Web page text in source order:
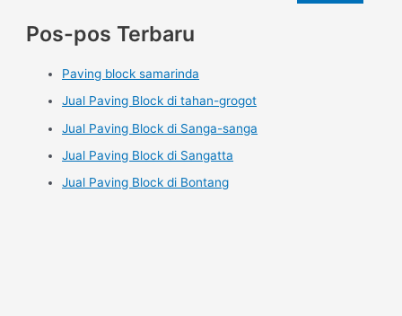
Pos-pos Terbaru
Paving block samarinda
Jual Paving Block di tahan-grogot
Jual Paving Block di Sanga-sanga
Jual Paving Block di Sangatta
Jual Paving Block di Bontang